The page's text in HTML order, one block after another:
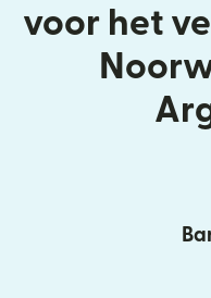
voor het